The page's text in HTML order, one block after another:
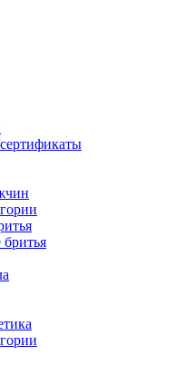
бритья